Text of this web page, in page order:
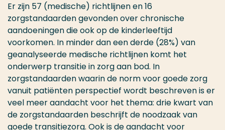
Er zijn 57 (medische) richtlijnen en 16
zorgstandaarden gevonden over chronische
aandoeningen die ook op de kinderleeftijd
voorkomen. In minder dan een derde (28%) van
geanalyseerde medische richtlijnen komt het
onderwerp transitie in zorg aan bod. In
zorgstandaarden waarin de norm voor goede zorg
vanuit patiënten perspectief wordt beschreven is er
veel meer aandacht voor het thema: drie kwart van
de zorgstandaarden beschrijft de noodzaak van
goede transitiezorg. Ook is de aandacht voor